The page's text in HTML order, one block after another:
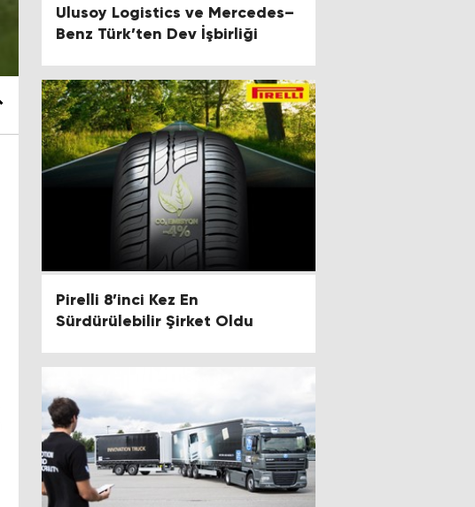
​Ulusoy Logistics ve Mercedes–
Benz Türk’ten Dev İşbirliği
Pirelli 8’inci Kez En
Sürdürülebilir Şirket Oldu